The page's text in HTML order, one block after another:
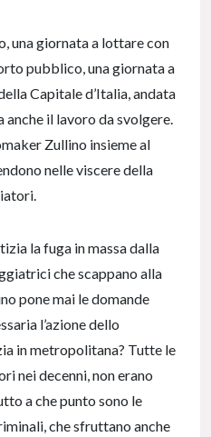
una giornata a lottare con
pubblico, una giornata a
Capitale d’Italia, andata
anche il lavoro da svolgere.
Zullino insieme al
nelle viscere della
la fuga in massa dalla
che scappano alla
pone mai le domande
l’azione dello
in metropolitana? Tutte le
nei decenni, non erano
a che punto sono le
che sfruttano anche